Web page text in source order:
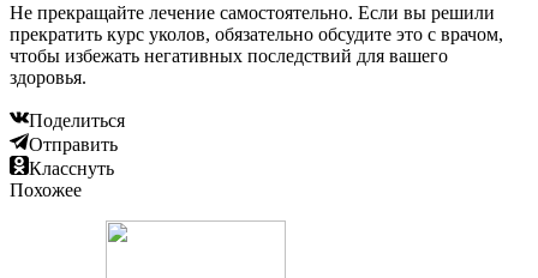
Не прекращайте лечение самостоятельно. Если вы решили
прекратить курс уколов, обязательно обсудите это с врачом,
чтобы избежать негативных последствий для вашего
здоровья.
Поделиться
Отправить
Класснуть
Похожее